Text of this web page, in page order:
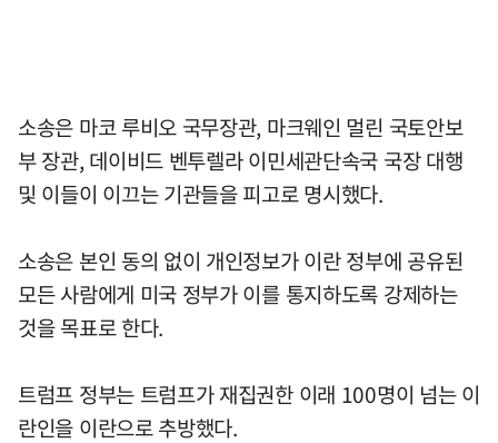
소송은 마코 루비오 국무장관, 마크웨인 멀린 국토안보
부 장관, 데이비드 벤투렐라 이민세관단속국 국장 대행
및 이들이 이끄는 기관들을 피고로 명시했다.
소송은 본인 동의 없이 개인정보가 이란 정부에 공유된
모든 사람에게 미국 정부가 이를 통지하도록 강제하는
것을 목표로 한다.
트럼프 정부는 트럼프가 재집권한 이래 100명이 넘는 이
란인을 이란으로 추방했다.